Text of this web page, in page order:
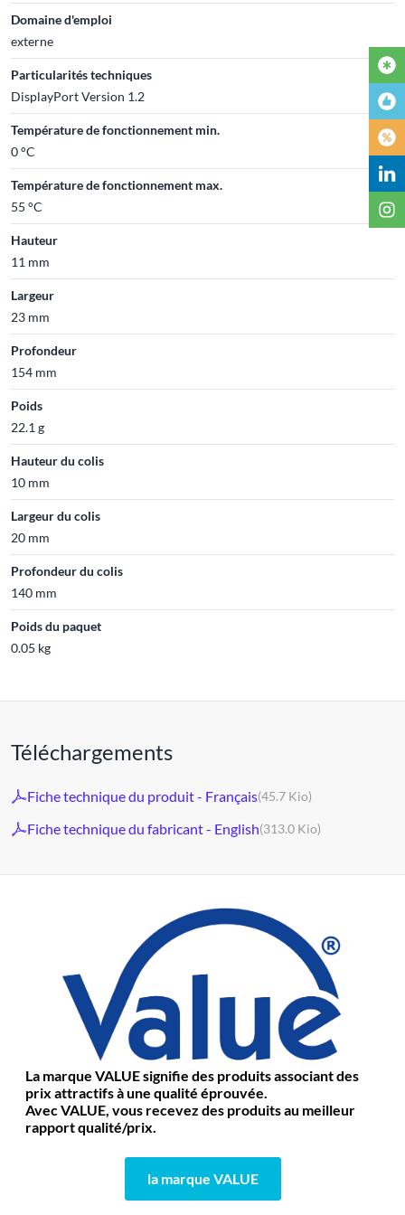
Domaine d'emploi
externe
Particularités techniques
DisplayPort Version 1.2
Température de fonctionnement min.
0 °C
Température de fonctionnement max.
55 °C
Hauteur
11 mm
Largeur
23 mm
Profondeur
154 mm
Poids
22.1 g
Hauteur du colis
10 mm
Largeur du colis
20 mm
Profondeur du colis
140 mm
Poids du paquet
0.05 kg
Téléchargements
Fiche technique du produit - Français(45.7 Kio)
Fiche technique du fabricant - English(313.0 Kio)
La marque VALUE signifie des produits associant des
prix attractifs à une qualité éprouvée.
Avec VALUE, vous recevez des produits au meilleur
rapport qualité/prix.
la marque VALUE